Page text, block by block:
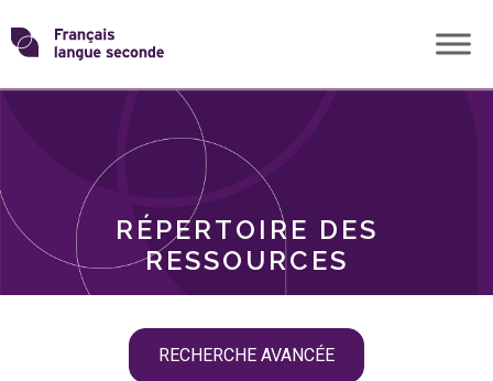
Skip
toTransformons
langue
RÉPERTOIRE DES
RESSOURCES
RECHERCHE AVANCÉE
THÈMES